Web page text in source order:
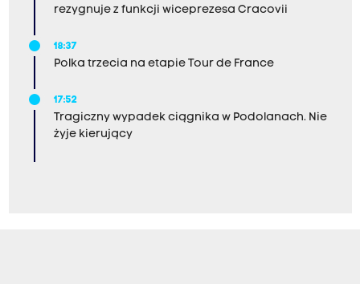
rezygnuje z funkcji wiceprezesa Cracovii
18:37
Polka trzecia na etapie Tour de France
17:52
Tragiczny wypadek ciągnika w Podolanach. Nie
żyje kierujący